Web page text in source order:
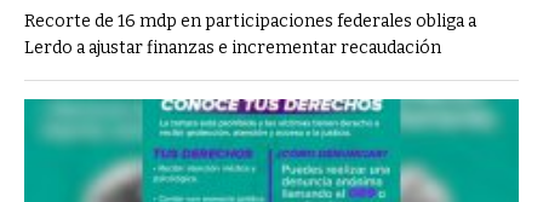
Recorte de 16 mdp en participaciones federales obliga a
Lerdo a ajustar finanzas e incrementar recaudación